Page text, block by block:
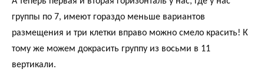
группы по 7, имеют гораздо меньше вариантов
размещения и три клетки вправо можно смело красить! К
тому же можем докрасить группу из восьми в 11
вертикали.